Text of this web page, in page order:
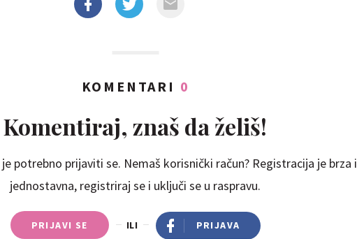
KOMENTARI 0
Komentiraj, znaš da želiš!
potrebno prijaviti se. Nemaš korisnički račun? Registracija je brza i
jednostavna, registriraj se i uključi se u raspravu.
PRIJAVI SE ILI PRIJAVA